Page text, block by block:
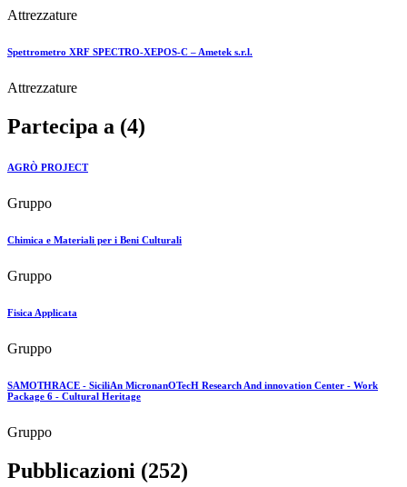
Attrezzature
Spettrometro XRF SPECTRO-XEPOS-C – Ametek s.r.l.
Attrezzature
Partecipa a (4)
AGRÒ PROJECT
Gruppo
Chimica e Materiali per i Beni Culturali
Gruppo
Fisica Applicata
Gruppo
SAMOTHRACE - SiciliAn MicronanOTecH Research And innovation Center - Work
Package 6 - Cultural Heritage
Gruppo
Pubblicazioni (252)